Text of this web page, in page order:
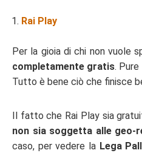
Rai Play
Per la gioia di chi non vuole
completamente gratis. Pure
Tutto è bene ciò che finisce
Il fatto che Rai Play sia
non sia soggetta alle geo-
caso, per vedere laLega